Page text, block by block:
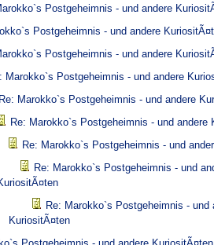
Postgeheimnis - und andere
Postgeheimnis - und andere
Postgeheimnis - und andere
Marokko`s Postgeheimnis - und andere
Re: Marokko`s Postgeheimnis - und andere
Re: Marokko`s Postgeheimnis - und andere
Re: Marokko`s Postgeheimnis - und
Re: Marokko`s Postgeheimnis - und
Re: Marokko`s Postgeheimnis - und
KuriositÃ¤ten